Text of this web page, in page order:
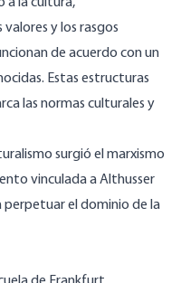
y los rasgos
de acuerdo con un
Estas estructuras
las normas culturales y
surgió el marxismo
vinculada a Althusser
perpetuar el dominio de la